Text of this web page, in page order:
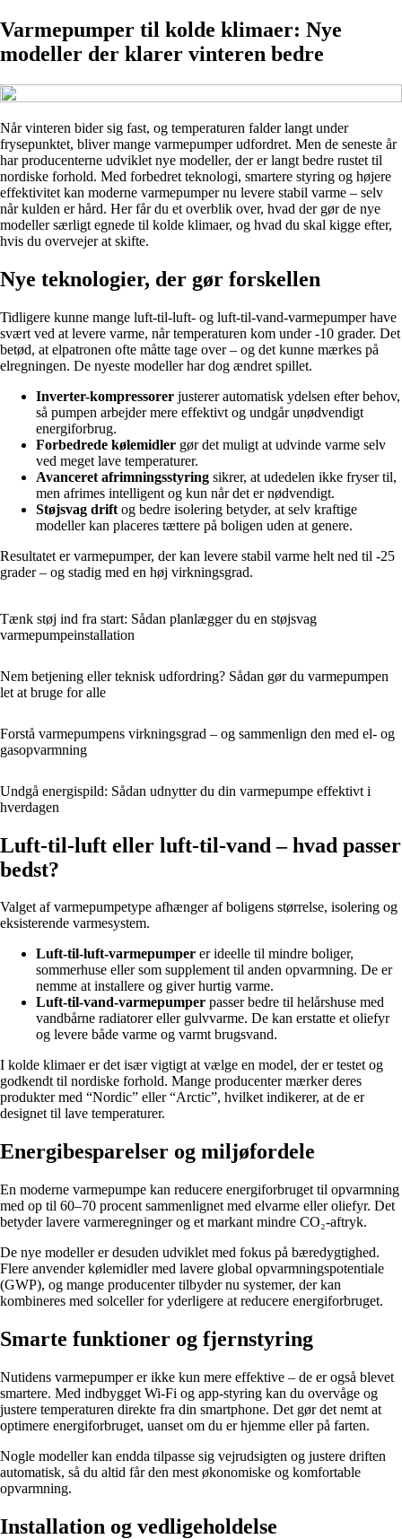
Varmepumper til kolde klimaer: Nye
modeller der klarer vinteren bedre
Når vinteren bider sig fast, og temperaturen falder langt under
frysepunktet, bliver mange varmepumper udfordret. Men de seneste år
har producenterne udviklet nye modeller, der er langt bedre rustet til
nordiske forhold. Med forbedret teknologi, smartere styring og højere
effektivitet kan moderne varmepumper nu levere stabil varme – selv
når kulden er hård. Her får du et overblik over, hvad der gør de nye
modeller særligt egnede til kolde klimaer, og hvad du skal kigge efter,
hvis du overvejer at skifte.
Nye teknologier, der gør forskellen
Tidligere kunne mange luft-til-luft- og luft-til-vand-varmepumper have
svært ved at levere varme, når temperaturen kom under -10 grader. Det
betød, at elpatronen ofte måtte tage over – og det kunne mærkes på
elregningen. De nyeste modeller har dog ændret spillet.
Inverter-kompressorer justerer automatisk ydelsen efter behov,
så pumpen arbejder mere effektivt og undgår unødvendigt
energiforbrug.
Forbedrede kølemidler gør det muligt at udvinde varme selv
ved meget lave temperaturer.
Avanceret afrimningsstyring sikrer, at udedelen ikke fryser til,
men afrimes intelligent og kun når det er nødvendigt.
Støjsvag drift og bedre isolering betyder, at selv kraftige
modeller kan placeres tættere på boligen uden at genere.
Resultatet er varmepumper, der kan levere stabil varme helt ned til -25
grader – og stadig med en høj virkningsgrad.
Tænk støj ind fra start: Sådan planlægger du en støjsvag
varmepumpeinstallation
Nem betjening eller teknisk udfordring? Sådan gør du varmepumpen
let at bruge for alle
Forstå varmepumpens virkningsgrad – og sammenlign den med el- og
gasopvarmning
Undgå energispild: Sådan udnytter du din varmepumpe effektivt i
hverdagen
Luft-til-luft eller luft-til-vand – hvad passer
bedst?
Valget af varmepumpetype afhænger af boligens størrelse, isolering og
eksisterende varmesystem.
Luft-til-luft-varmepumper er ideelle til mindre boliger,
sommerhuse eller som supplement til anden opvarmning. De er
nemme at installere og giver hurtig varme.
Luft-til-vand-varmepumper passer bedre til helårshuse med
vandbårne radiatorer eller gulvvarme. De kan erstatte et oliefyr
og levere både varme og varmt brugsvand.
I kolde klimaer er det især vigtigt at vælge en model, der er testet og
godkendt til nordiske forhold. Mange producenter mærker deres
produkter med “Nordic” eller “Arctic”, hvilket indikerer, at de er
designet til lave temperaturer.
Energibesparelser og miljøfordele
En moderne varmepumpe kan reducere energiforbruget til opvarmning
med op til 60–70 procent sammenlignet med elvarme eller oliefyr. Det
betyder lavere varmeregninger og et markant mindre CO₂-aftryk.
De nye modeller er desuden udviklet med fokus på bæredygtighed.
Flere anvender kølemidler med lavere global opvarmningspotentiale
(GWP), og mange producenter tilbyder nu systemer, der kan
kombineres med solceller for yderligere at reducere energiforbruget.
Smarte funktioner og fjernstyring
Nutidens varmepumper er ikke kun mere effektive – de er også blevet
smartere. Med indbygget Wi-Fi og app-styring kan du overvåge og
justere temperaturen direkte fra din smartphone. Det gør det nemt at
optimere energiforbruget, uanset om du er hjemme eller på farten.
Nogle modeller kan endda tilpasse sig vejrudsigten og justere driften
automatisk, så du altid får den mest økonomiske og komfortable
opvarmning.
Installation og vedligeholdelse